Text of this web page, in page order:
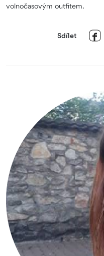
volnočasovým outfitem.
Sdílet